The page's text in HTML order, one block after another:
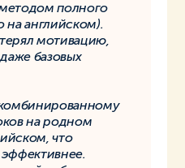
полного
на английском).
мотивацию,
базовых
на родном
что